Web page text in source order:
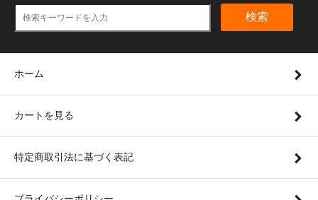
検索
ホーム
カートを見る
特定商取引法に基づく表記